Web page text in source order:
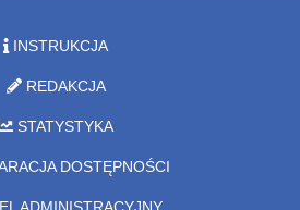
INSTRUKCJA
REDAKCJA
STATYSTYKA
DOSTĘPNOŚCI